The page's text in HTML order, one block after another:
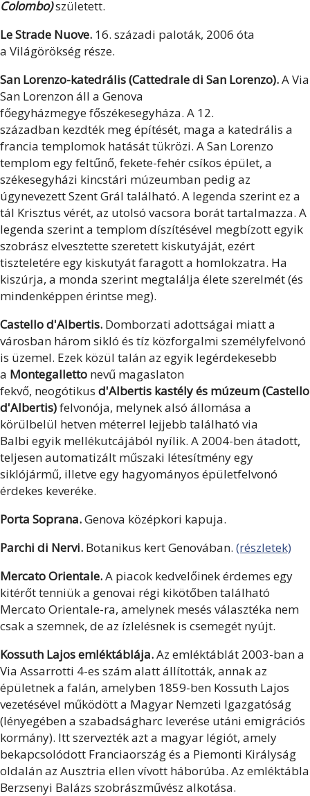
Colombo)született.
Le Strade Nuove. 16. századi paloták, 2006 óta
a Világörökség része.
San Lorenzo-katedrális (Cattedrale di San Lorenzo).A Via
San Lorenzon áll a Genova
főegyházmegye főszékesegyháza. A 12.
században kezdték meg építését, maga a katedrális a
francia templomok hatását tükrözi. A San Lorenzo
templom egy feltűnő, fekete-fehér csíkos épület, a
székesegyházi kincstári múzeumban pedig az
úgynevezett Szent Grál található. A legenda szerint ez a
tál Krisztus vérét, az utolsó vacsora borát tartalmazza. A
legenda szerint a templom díszítésével megbízott egyik
szobrász elvesztette szeretett kiskutyáját, ezért
tiszteletére egy kiskutyát faragott a homlokzatra. Ha
kiszúrja, a monda szerint megtalálja élete szerelmét (és
mindenképpen érintse meg).
Castello d'Albertis. Domborzati adottságai miatt a
városban három sikló és tíz közforgalmi személyfelvonó
is üzemel. Ezek közül talán az egyik legérdekesebb
a Montegalletto nevű magaslaton
fekvő, neogótikus d'Albertis kastély és múzeum (Castello
d'Albertis)felvonója, melynek alsó állomása a
körülbelül hetven méterrel lejjebb található via
Balbi egyik mellékutcájából nyílik. A 2004-ben átadott,
teljesen automatizált műszaki létesítmény egy
siklójármű, illetve egy hagyományos épületfelvonó
érdekes keveréke.
Porta Soprana.Genova középkori kapuja.
Parchi di Nervi. Botanikus kert Genovában. (részletek)
Mercato Orientale.A piacok kedvelőinek érdemes egy
kitérőt tenniük a genovai régi kikötőben található
Mercato Orientale-ra, amelynek mesés választéka nem
csak a szemnek, de az ízlelésnek is csemegét nyújt.
Kossuth Lajos emléktáblája.Az emléktáblát 2003-ban a
Via Assarrotti 4-es szám alatt állították, annak az
épületnek a falán, amelyben 1859-ben Kossuth Lajos
vezetésével működött a Magyar Nemzeti Igazgatóság
(lényegében a szabadságharc leverése utáni emigrációs
kormány). Itt szervezték azt a magyar légiót, amely
bekapcsolódott Franciaország és a Piemonti Királyság
oldalán az Ausztria ellen vívott háborúba. Az emléktábla
Berzsenyi Balázs szobrászművész alkotása.